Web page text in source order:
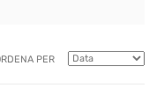
PER